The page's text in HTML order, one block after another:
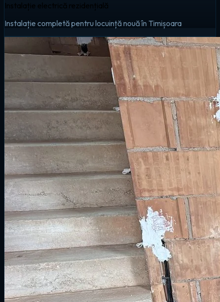
Instalație electrică rezidențială
Instalație completă pentru locuință nouă în Timișoara